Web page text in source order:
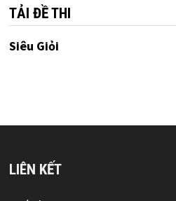
TẢI ĐỀ THI
Siêu Giỏi
LIÊN KẾT